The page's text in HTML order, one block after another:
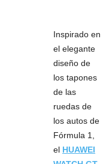
Inspirado en
el elegante
diseño de
los tapones
de las
ruedas de
los autos de
Fórmula 1,
el HUAWEI